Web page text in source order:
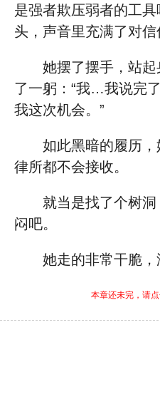
是强者欺压弱者的工
头，声音里充满了对信
她摆了摆手，站
了一躬：“我…我说完
我这次机会。”
如此黑暗的履历
律所都不会接收。
就当是找了个树
闷吧。
她走的非常干脆，
本章还未完，请